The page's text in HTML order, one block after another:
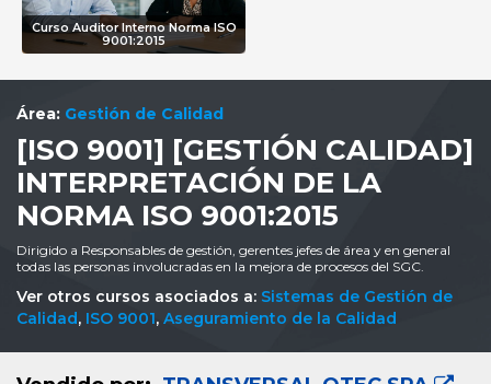
Curso Auditor Interno Norma ISO
9001:2015
Área: Gestión de Calidad
[ISO 9001] [GESTIÓN CALIDAD]
INTERPRETACIÓN DE LA
NORMA ISO 9001:2015
Dirigido a Responsables de gestión, gerentes jefes de área y en general
todas las personas involucradas en la mejora de procesos del SGC.
Ver otros cursos asociados a: Sistemas de Gestión de
Calidad, ISO 9001, Aseguramiento de la Calidad